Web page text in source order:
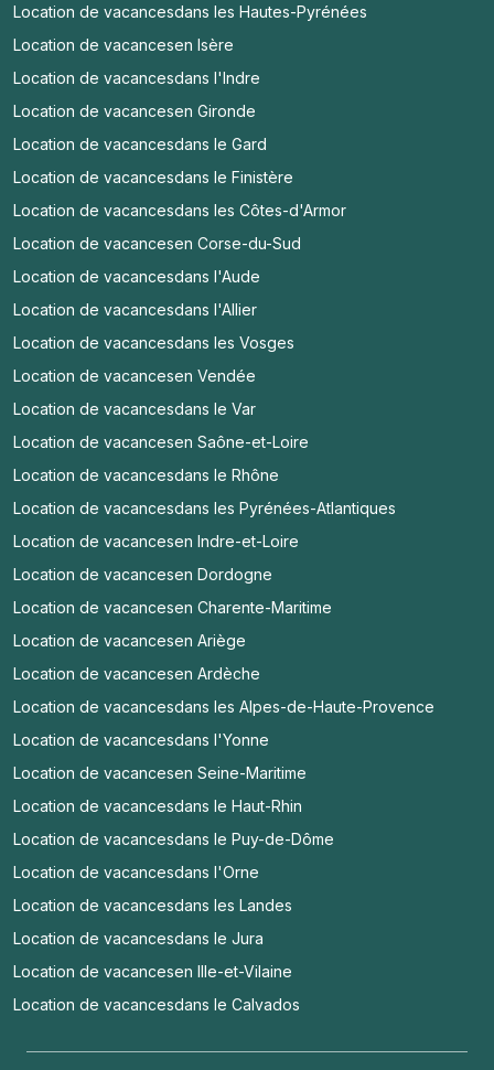
Location de vacancesdans les Hautes-Pyrénées
Location de vacancesen Isère
Location de vacancesdans l'Indre
Location de vacancesen Gironde
Location de vacancesdans le Gard
Location de vacancesdans le Finistère
Location de vacancesdans les Côtes-d'Armor
Location de vacancesen Corse-du-Sud
Location de vacancesdans l'Aude
Location de vacancesdans l'Allier
Location de vacancesdans les Vosges
Location de vacancesen Vendée
Location de vacancesdans le Var
Location de vacancesen Saône-et-Loire
Location de vacancesdans le Rhône
Location de vacancesdans les Pyrénées-Atlantiques
Location de vacancesen Indre-et-Loire
Location de vacancesen Dordogne
Location de vacancesen Charente-Maritime
Location de vacancesen Ariège
Location de vacancesen Ardèche
Location de vacancesdans les Alpes-de-Haute-Provence
Location de vacancesdans l'Yonne
Location de vacancesen Seine-Maritime
Location de vacancesdans le Haut-Rhin
Location de vacancesdans le Puy-de-Dôme
Location de vacancesdans l'Orne
Location de vacancesdans les Landes
Location de vacancesdans le Jura
Location de vacancesen Ille-et-Vilaine
Location de vacancesdans le Calvados